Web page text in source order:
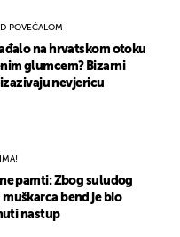
POVEĆALOM
na hrvatskom otoku
glumcem? Bizarni
nevjericu
ne pamti: Zbog suludog
bend je bio
nastup